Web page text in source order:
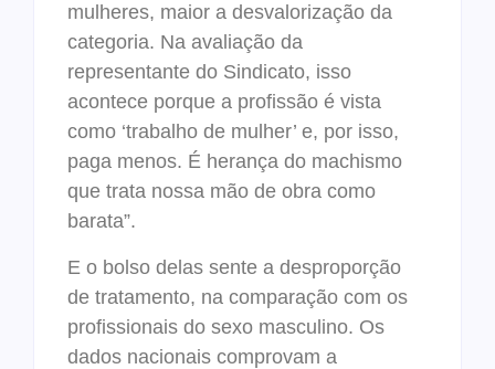
mulheres, maior a desvalorização da
categoria. Na avaliação da
representante do Sindicato, isso
acontece porque a profissão é vista
como ‘trabalho de mulher’ e, por isso,
paga menos. É herança do machismo
que trata nossa mão de obra como
barata”.
E o bolso delas sente a desproporção
de tratamento, na comparação com os
profissionais do sexo masculino. Os
dados nacionais comprovam a